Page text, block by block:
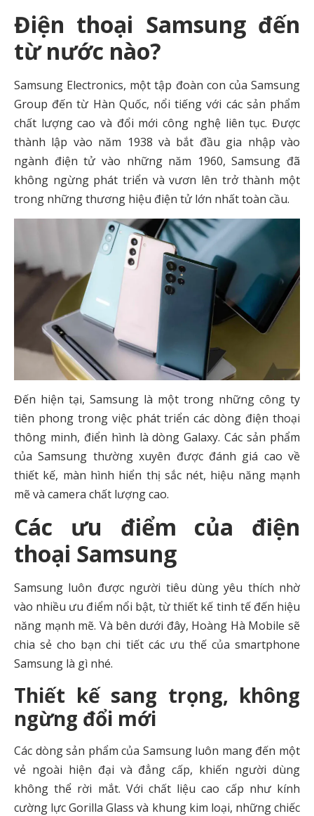
Điện thoại Samsung đến
từ nước nào?
Samsung Electronics, một tập đoàn con của Samsung
Group đến từ Hàn Quốc, nổi tiếng với các sản phẩm
chất lượng cao và đổi mới công nghệ liên tục. Được
thành lập vào năm 1938 và bắt đầu gia nhập vào
ngành điện tử vào những năm 1960, Samsung đã
không ngừng phát triển và vươn lên trở thành một
trong những thương hiệu điện tử lớn nhất toàn cầu.
Đến hiện tại, Samsung là một trong những công ty
tiên phong trong việc phát triển các dòng điện thoại
thông minh, điển hình là dòng Galaxy. Các sản phẩm
của Samsung thường xuyên được đánh giá cao về
thiết kế, màn hình hiển thị sắc nét, hiệu năng mạnh
mẽ và camera chất lượng cao.
Các ưu điểm của điện
thoại Samsung
Samsung luôn được người tiêu dùng yêu thích nhờ
vào nhiều ưu điểm nổi bật, từ thiết kế tinh tế đến hiệu
năng mạnh mẽ. Và bên dưới đây, Hoàng Hà Mobile sẽ
chia sẻ cho bạn chi tiết các ưu thế của smartphone
Samsung là gì nhé.
Thiết kế sang trọng, không
ngừng đổi mới
Các dòng sản phẩm của Samsung luôn mang đến một
vẻ ngoài hiện đại và đẳng cấp, khiến người dùng
không thể rời mắt. Với chất liệu cao cấp như kính
cường lực Gorilla Glass và khung kim loại, những chiếc